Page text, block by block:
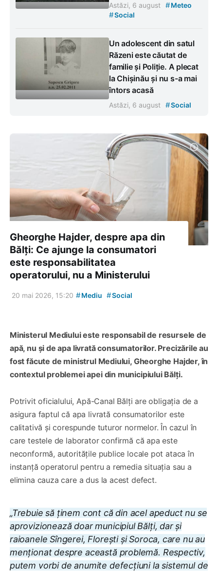
Astăzi, 6 august #Meteo
#Social
Un adolescent din satul
Răzeni este căutat de
familie și Poliție. A plecat
la Chișinău și nu s-a mai
întors acasă
Astăzi, 6 august #Social
Gheorghe Hajder, despre apa din
Bălți: Ce ajunge la consumatori
este responsabilitatea
operatorului, nu a Ministerului
20 mai 2026, 15:20 #Mediu #Social
Ministerul Mediului este responsabil de resursele de
apă, nu și de apa livrată consumatorilor. Precizările au
fost făcute de ministrul Mediului, Gheorghe Hajder, în
contextul problemei apei din municipiului Bălți.
Potrivit oficialului, Apă-Canal Bălți are obligația de a
asigura faptul că apa livrată consumatorilor este
calitativă și corespunde tuturor normelor. În cazul în
care testele de laborator confirmă că apa este
neconformă, autoritățile publice locale pot ataca în
instanță operatorul pentru a remedia situația sau a
elimina cauza care a dus la acest defect.
„Trebuie să ținem cont că din acel apeduct nu se
aprovizionează doar municipiul Bălți, dar și
raioanele Sîngerei, Florești și Soroca, care nu au
menționat despre această problemă. Respectiv,
putem vorbi de anumite defecțiuni la sistemul de